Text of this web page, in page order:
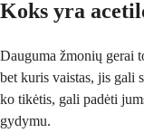
Koks yra
Dauguma žmonių gerai
bet kuris vaistas, jis gali
ko tikėtis, gali padėti
gydymu.